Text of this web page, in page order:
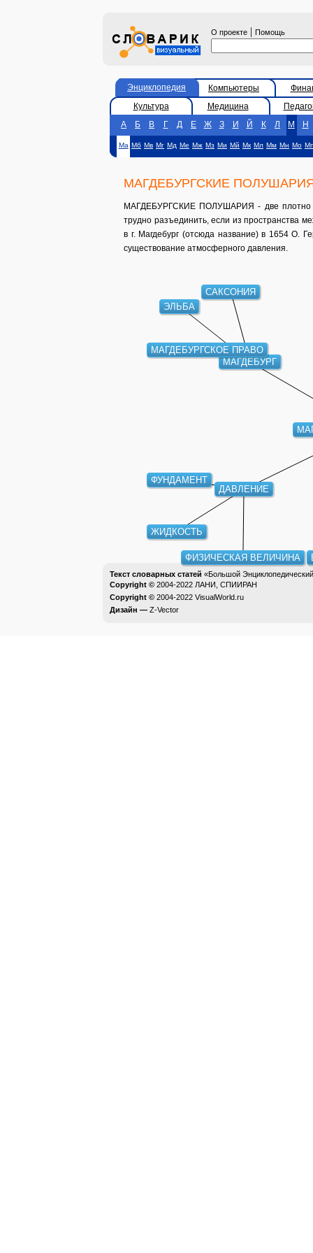
О проекте | Помощь
Энциклопедия Компьютеры
Культура
Медицина
А
Б В Г Д Е Ж З И Й К Л М Н
Ма Мб Мв Мг Мд Ме Мж Мз Ми Мй Мк Мл Мм Мн Мо Мп
МАГДЕБУРГСКИЕ
МАГДЕБУРГСКИЕ ПОЛУШАРИЯ - две плотно
трудно разъединить, если из пространства
в г. Магдебург (отсюда название) в 1654 О.
существование атмосферного давления.
МАГДЕБУРГ
ДАВЛЕНИЕ
МАГДЕБУРГСКОЕ ПРАВО
ЭЛЬБА
САКСОНИЯ
ФИЗИЧЕСКАЯ ВЕЛИЧИНА
ФУНДАМЕНТ
ЖИДКОСТЬ
Текст словарных статей «Большой
Copyright © 2004-2022 ЛАНИ, СПИИРАН
Copyright © 2004-2022 VisualWorld.ru
Дизайн — Z-Vector